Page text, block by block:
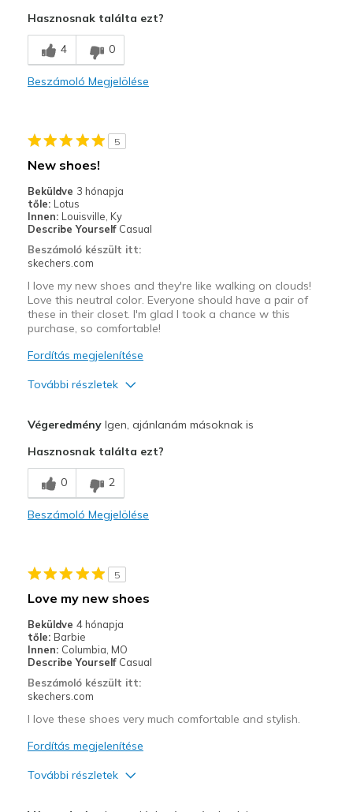
Comfortable
Stylish
Width
Sizing
Feels half size too big
View On Shoes
Shoes are for Wearing
Hasznosnak találta ezt?
4 0
Beszámoló Megjelölése
5
New shoes!
Beküldve 3 hónapja
tőle: Lotus
Innen: Louisville, Ky
Describe Yourself Casual
Beszámoló készült itt:
skechers.com
I love my new shoes and they're like walking on clouds!
Love this neutral color. Everyone should have a pair of
these in their closet. I'm glad I took a chance w this
purchase, so comfortable!
Fordítás megjelenítése
További részletek
Breathe Well
Comfortable
Legjobb használat
Going Out
Travel
Width
Feels true to width
View On Shoes
I'm Really Into Shoes
VégeredményIgen, ajánlanám másoknak is
Hasznosnak találta ezt?
0 2
Beszámoló Megjelölése
5
Love my new shoes
Beküldve 4 hónapja
tőle: Barbie
Innen: Columbia, MO
Describe Yourself Casual
Beszámoló készült itt:
skechers.com
I love these shoes very much comfortable and stylish.
Fordítás megjelenítése
További részletek